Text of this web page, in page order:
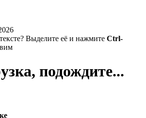
Выделите её и нажмите Ctrl-
подождите...